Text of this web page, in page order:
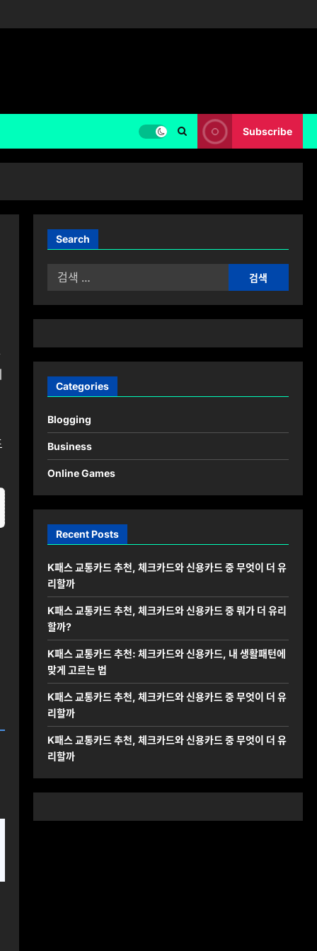
Subscribe
Search
Categories
Blogging
Business
Online Games
Recent Posts
K패스 교통카드 추천, 체크카드와 신용카드 중 무엇이 더 유
리할까
K패스 교통카드 추천, 체크카드와 신용카드 중 뭐가 더 유리
할까?
K패스 교통카드 추천: 체크카드와 신용카드, 내 생활패턴에
맞게 고르는 법
K패스 교통카드 추천, 체크카드와 신용카드 중 무엇이 더 유
리할까
K패스 교통카드 추천, 체크카드와 신용카드 중 무엇이 더 유
리할까